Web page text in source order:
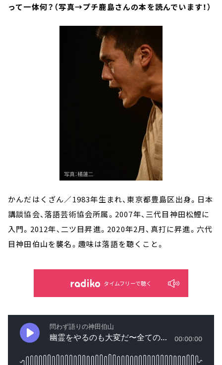
って一体何？（写真→プチ鹿島さんの本を読んでいます！）
かんだはくざん／1983年生まれ、東京都豊島区出身。日本
講談協会、落語芸術協会所属。2007年、三代目神田松鯉に
入門。2012年、二ツ目昇進。2020年2月、真打に昇進。六代
目神田伯山を襲名。趣味は落語を聴くこと。
タイムフリーで聴く